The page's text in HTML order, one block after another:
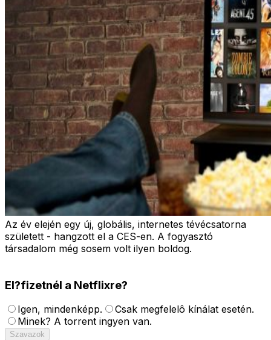
Az év elején egy új, globális, internetes tévécsatorna
született - hangzott el a CES-en. A fogyasztó
társadalom még sosem volt ilyen boldog.
El?fizetnél a Netflixre?
Igen, mindenképp.
Csak megfelelô kínálat esetén.
Minek? A torrent ingyen van.
Szavazok